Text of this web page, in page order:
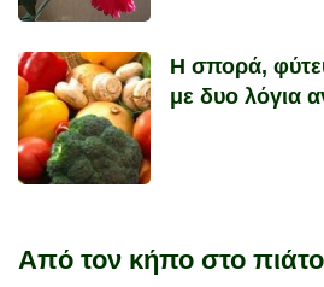
Η σπορά,
με δυο λόγια
Από τον κήπο στο